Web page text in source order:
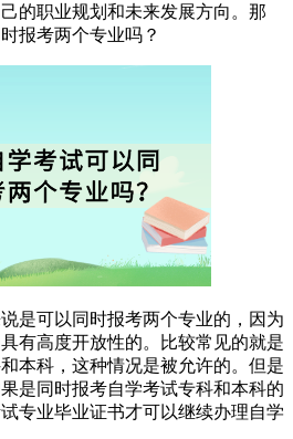
的职业规划和未来发展方向。那
报考两个专业吗？
是可以同时报考两个专业的，因为
有高度开放性的。比较常见的就是
本科，这种情况是被允许的。但是
是同时报考自学考试专科和本科的
专业毕业证书才可以继续办理自学